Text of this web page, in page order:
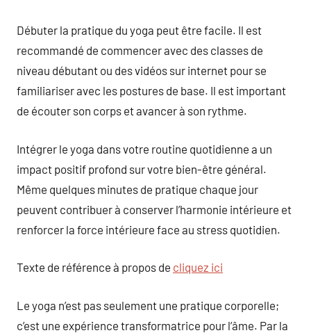
Débuter la pratique du yoga peut être facile. Il est
recommandé de commencer avec des classes de
niveau débutant ou des vidéos sur internet pour se
familiariser avec les postures de base. Il est important
de écouter son corps et avancer à son rythme.
Intégrer le yoga dans votre routine quotidienne a un
impact positif profond sur votre bien-être général.
Même quelques minutes de pratique chaque jour
peuvent contribuer à conserver l’harmonie intérieure et
renforcer la force intérieure face au stress quotidien.
Texte de référence à propos de cliquez ici
Le yoga n’est pas seulement une pratique corporelle;
c’est une expérience transformatrice pour l’âme. Par la